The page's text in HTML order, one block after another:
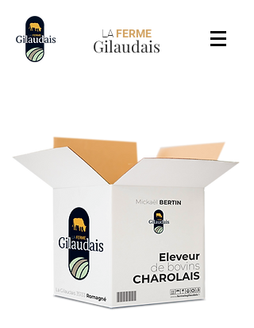
LA FERME
Gilaudais